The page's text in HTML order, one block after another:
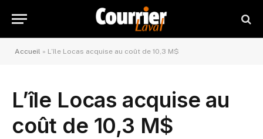
Accueil » L’île Locas acquise au coût de 10,3 M$
L’île Locas acquise au
coût de 10,3 M$